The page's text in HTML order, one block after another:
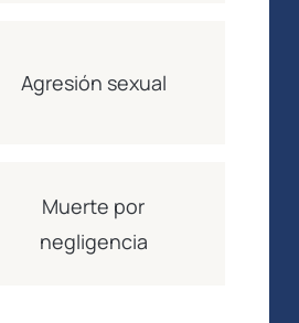
Agresión sexual
Muerte por
negligencia